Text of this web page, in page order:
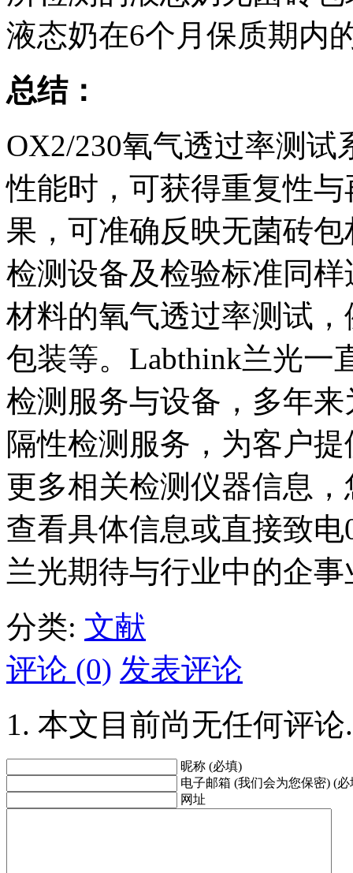
液态奶在6个月保质期内
总结：
OX2/230氧气透过率测
性能时，可获得重复性
果，可准确反映无菌砖
检测设备及检验标准同
材料的氧气透过率测试
包装等。Labthink兰光一
检测服务与设备，多年
隔性检测服务，为客户
更多相关检测仪器信息
查看具体信息或直接致电
兰光期待与行业中的企
分类: 文献
评论 (0) 发表评论
本文目前尚无任何评论.
昵称 (必填)
电子邮箱 (我们会为您保密) (必
网址